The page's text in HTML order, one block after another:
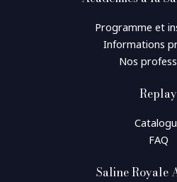
Programme et
Informations
Nos
Replay
FAQ
Saline Royale